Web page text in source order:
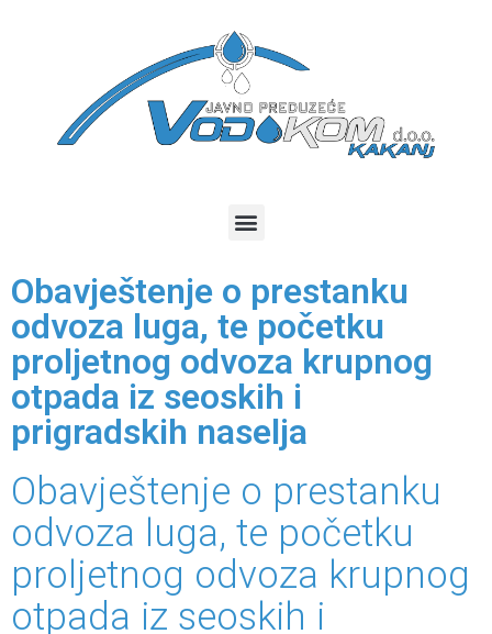
Obavještenje o prestanku
odvoza luga, te početku
proljetnog odvoza krupnog
otpada iz seoskih i
prigradskih naselja
Obavještenje o prestanku
odvoza luga, te početku
proljetnog odvoza krupnog
otpada iz seoskih i